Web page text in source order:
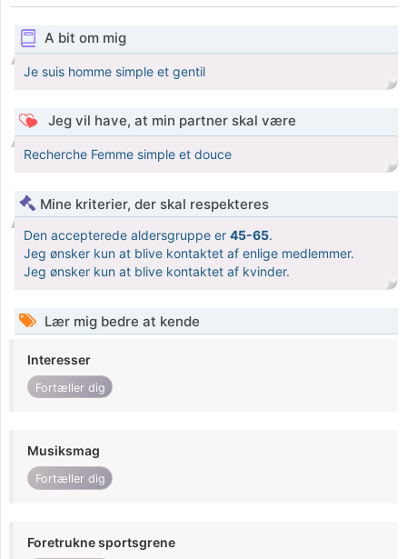
A bit om mig
Je suis homme simple et gentil
Jeg vil have, at min partner skal være
Recherche Femme simple et douce
Mine kriterier, der skal respekteres
Den accepterede aldersgruppe er 45-65.
Jeg ønsker kun at blive kontaktet af enlige medlemmer.
Jeg ønsker kun at blive kontaktet af kvinder.
Lær mig bedre at kende
Interesser
Fortæller dig
Musiksmag
Fortæller dig
Foretrukne sportsgrene